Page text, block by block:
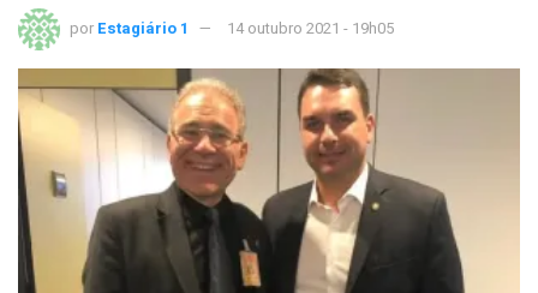
por Estagiário 1 14 outubro 2021 - 19h05